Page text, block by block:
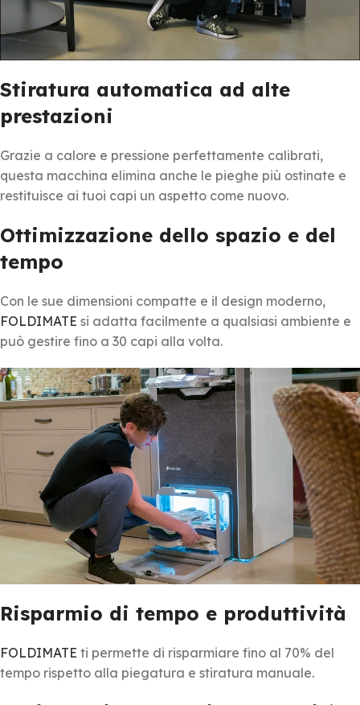
Stiratura automatica ad alte
prestazioni
Grazie a calore e pressione perfettamente calibrati,
questa macchina elimina anche le pieghe più ostinate e
restituisce ai tuoi capi un aspetto come nuovo.
Ottimizzazione dello spazio e del
tempo
Con le sue dimensioni compatte e il design moderno,
FOLDIMATE si adatta facilmente a qualsiasi ambiente e
può gestire fino a 30 capi alla volta.
Risparmio di tempo e produttività
FOLDIMATE ti permette di risparmiare fino al 70% del
tempo rispetto alla piegatura e stiratura manuale.